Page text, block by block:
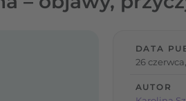
DATA
26
AUTOR